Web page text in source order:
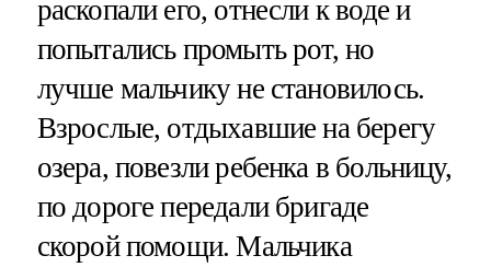
раскопали его, отнесли к воде и
попытались промыть рот, но
лучше мальчику не становилось.
Взрослые, отдыхавшие на берегу
озера, повезли ребенка в больницу,
по дороге передали бригаде
скорой помощи. Мальчика